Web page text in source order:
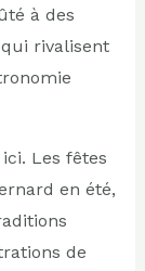
à des
rivalisent
Les fêtes
en été,
de